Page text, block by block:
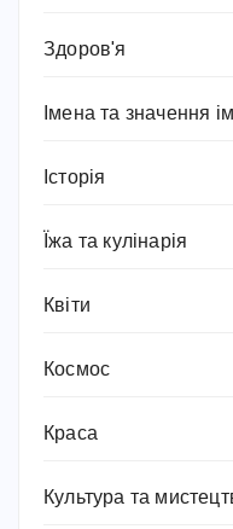
Здоров'я
Імена та значення
Історія
Їжа та кулінарія
Квіти
Космос
Краса
Культура та